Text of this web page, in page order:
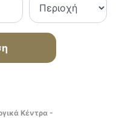
Κέντρα -